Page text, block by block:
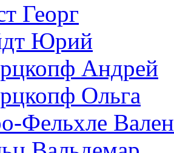
Георг
Юрий
Андрей
Ольга
Фельхле